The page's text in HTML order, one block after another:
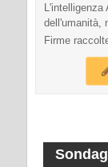
dell'umanità,
Firme